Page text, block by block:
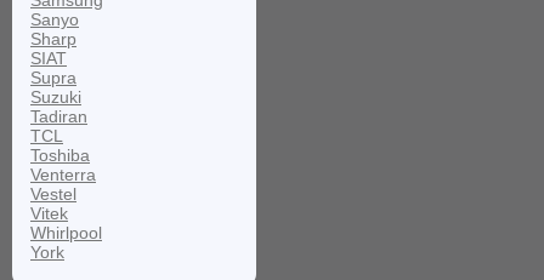
Sanyo
Sharp
SIAT
Supra
Suzuki
Tadiran
TCL
Toshiba
Venterra
Vestel
Vitek
Whirlpool
York